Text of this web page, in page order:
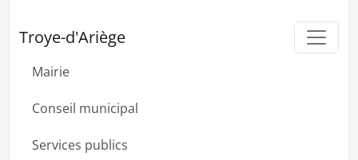
Troye-d'Ariège
Mairie
Conseil municipal
Services publics